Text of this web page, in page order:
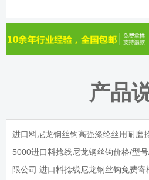
产品
进口料尼龙钢丝钩高强涤纶丝用耐磨
5000进口料捻线尼龙钢丝钩价格/型
限公司.进口料捻线尼龙钢丝钩免费